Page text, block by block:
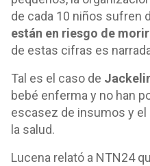
de cada 10 niños sufren
están en riesgo de morir
de estas cifras es
Tal es el caso de
bebé enferma y no han
escasez de insumos y
la salud.
Lucena relató a NTN24